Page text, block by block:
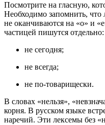
Посмотрите на гласную,
Необходимо запомнить, что
не оканчиваются на «о» и
частицей пишутся отдельно:
не сегодня;
не всегда;
не по-товарищески.
В словах «нельзя»,
корня. В русском языке
наречий. Эти лексемы без